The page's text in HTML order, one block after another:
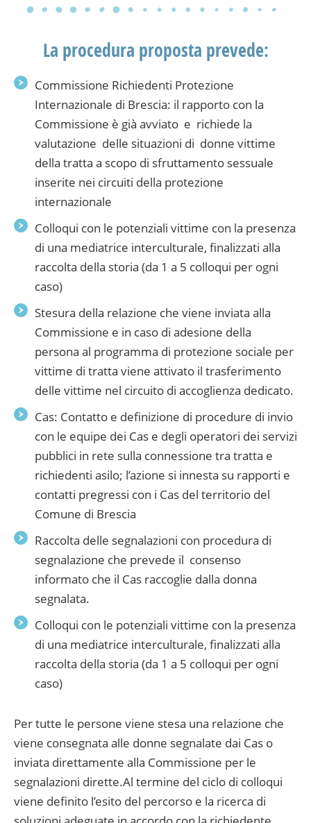
La procedura proposta prevede:
Commissione Richiedenti Protezione
Internazionale di Brescia: il rapporto con la
Commissione è già avviato e richiede la
valutazione delle situazioni di donne vittime
della tratta a scopo di sfruttamento sessuale
inserite nei circuiti della protezione
internazionale
Colloqui con le potenziali vittime con la presenza
di una mediatrice interculturale, finalizzati alla
raccolta della storia (da 1 a 5 colloqui per ogni
caso)
Stesura della relazione che viene inviata alla
Commissione e in caso di adesione della
persona al programma di protezione sociale per
vittime di tratta viene attivato il trasferimento
delle vittime nel circuito di accoglienza dedicato.
Cas: Contatto e definizione di procedure di invio
con le equipe dei Cas e degli operatori dei servizi
pubblici in rete sulla connessione tra tratta e
richiedenti asilo; l’azione si innesta su rapporti e
contatti pregressi con i Cas del territorio del
Comune di Brescia
Raccolta delle segnalazioni con procedura di
segnalazione che prevede il consenso
informato che il Cas raccoglie dalla donna
segnalata.
Colloqui con le potenziali vittime con la presenza
di una mediatrice interculturale, finalizzati alla
raccolta della storia (da 1 a 5 colloqui per ogni
caso)
Per tutte le persone viene stesa una relazione che
viene consegnata alle donne segnalate dai Cas o
inviata direttamente alla Commissione per le
segnalazioni dirette.Al termine del ciclo di colloqui
viene definito l’esito del percorso e la ricerca di